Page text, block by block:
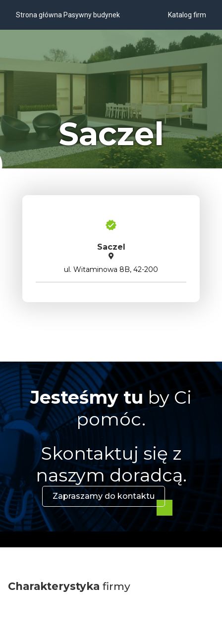
Strona główna Pasywny budynek Katalog firm
Saczel
Saczel
ul. Witaminowa 8B, 42-200
Jesteśmy tu by Ci
pomóc.
Skontaktuj się z
naszym doradcą.
Zapraszamy do kontaktu
Charakterystyka firmy